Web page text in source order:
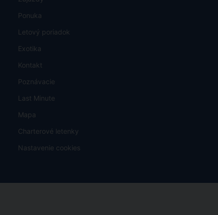
Ponuka
Letový poriadok
Exotika
Kontakt
Poznávacie
Last Minute
Mapa
Charterové letenky
Nastavenie cookies